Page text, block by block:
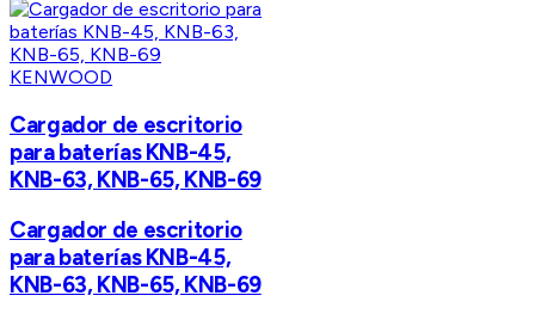
KENWOOD
Cargador de escritorio
para baterías KNB-45,
KNB-63, KNB-65, KNB-69
Cargador de escritorio
para baterías KNB-45,
KNB-63, KNB-65, KNB-69